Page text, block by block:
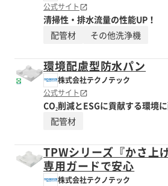
公式サイト
清掃性・排水流量の性能UP！
配管材
その他洗浄機
環境配慮型防水パン
株式会社テクノテック
公式サイト
CO₂削減とESGに貢献する環境
配管材
TPWシリーズ『かさ上
専用ガードで安心
株式会社テクノテック